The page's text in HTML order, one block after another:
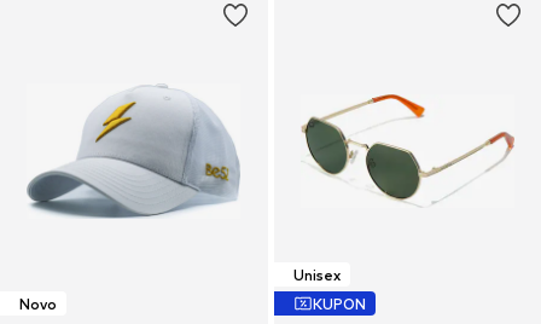
Novo
Unisex
KUPON